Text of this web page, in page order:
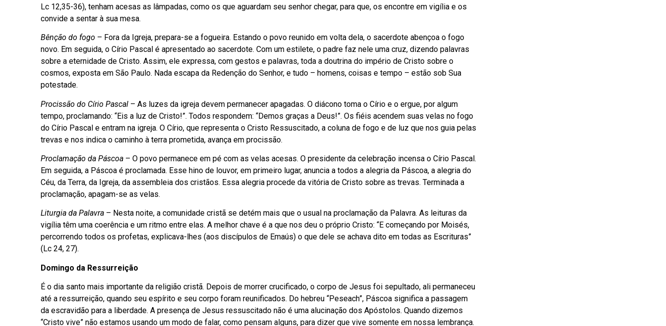
Lc 12,35-36), tenham acesas as lâmpadas, como os que aguardam seu senhor chegar, para que, os encontre em vigília e os
convide a sentar à sua mesa.
Bênção do fogo – Fora da Igreja, prepara-se a fogueira. Estando o povo reunido em volta dela, o sacerdote abençoa o fogo
novo. Em seguida, o Círio Pascal é apresentado ao sacerdote. Com um estilete, o padre faz nele uma cruz, dizendo palavras
sobre a eternidade de Cristo. Assim, ele expressa, com gestos e palavras, toda a doutrina do império de Cristo sobre o
cosmos, exposta em São Paulo. Nada escapa da Redenção do Senhor, e tudo – homens, coisas e tempo – estão sob Sua
potestade.
Procissão do Círio Pascal – As luzes da igreja devem permanecer apagadas. O diácono toma o Círio e o ergue, por algum
tempo, proclamando: “Eis a luz de Cristo!”. Todos respondem: “Demos graças a Deus!”. Os fiéis acendem suas velas no fogo
do Círio Pascal e entram na igreja. O Círio, que representa o Cristo Ressuscitado, a coluna de fogo e de luz que nos guia pelas
trevas e nos indica o caminho à terra prometida, avança em procissão.
Proclamação da Páscoa – O povo permanece em pé com as velas acesas. O presidente da celebração incensa o Círio Pascal.
Em seguida, a Páscoa é proclamada. Esse hino de louvor, em primeiro lugar, anuncia a todos a alegria da Páscoa, a alegria do
Céu, da Terra, da Igreja, da assembleia dos cristãos. Essa alegria procede da vitória de Cristo sobre as trevas. Terminada a
proclamação, apagam-se as velas.
Liturgia da Palavra – Nesta noite, a comunidade cristã se detém mais que o usual na proclamação da Palavra. As leituras da
vigília têm uma coerência e um ritmo entre elas. A melhor chave é a que nos deu o próprio Cristo: “E começando por Moisés,
percorrendo todos os profetas, explicava-lhes (aos discípulos de Emaús) o que dele se achava dito em todas as Escrituras”
(Lc 24, 27).
Domingo da Ressurreição
É o dia santo mais importante da religião cristã. Depois de morrer crucificado, o corpo de Jesus foi sepultado, ali permaneceu
até a ressurreição, quando seu espírito e seu corpo foram reunificados. Do hebreu “Peseach”, Páscoa significa a passagem
da escravidão para a liberdade. A presença de Jesus ressuscitado não é uma alucinação dos Apóstolos. Quando dizemos
“Cristo vive” não estamos usando um modo de falar, como pensam alguns, para dizer que vive somente em nossa lembrança.